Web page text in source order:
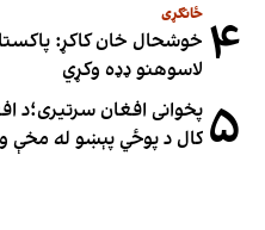
۴ ځانګړی
خوشحال خان کاکړ:
لاسوهنو ډډه وکړي
۵ کال د پوځي پېښو له مخې